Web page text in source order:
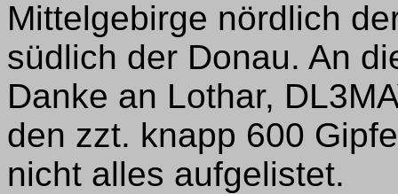
Mittelgebirge nördlich
südlich der Donau. An
Danke an Lothar,
den zzt. knapp 600
nicht alles aufgelistet.